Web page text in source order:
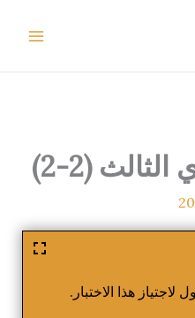
هذا الاختبار.